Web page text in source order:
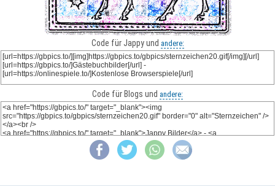
Code für Jappy und andere:
Code für Blogs und andere: